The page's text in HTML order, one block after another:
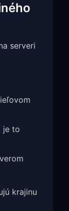
serveri
je to
krajinu